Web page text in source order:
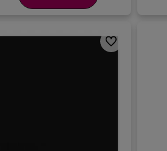
Do ulubionych